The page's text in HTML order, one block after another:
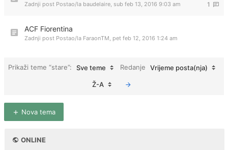
1
Zadnji post Postao/la baudelaire, sub feb 13, 2016 9:03 am
ACF Fiorentina
Zadnji post Postao/la FaraonTM, pet feb 12, 2016 1:24 am
Prikaži teme “stare”: Sve teme Redanje Vrijeme posta(nja)
Ž-A
Nova tema
ONLINE